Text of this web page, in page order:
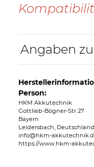
Angaben
Person:
HKM Akkutechnik
Gottlieb-Bögner-Str 27
Bayern
Leidersbach,
info@hkm-
https://www.hkm-